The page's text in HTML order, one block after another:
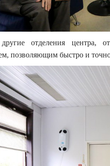
отделения центра,
позволяющим быстро и